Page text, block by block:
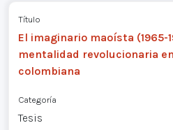
Título
El imaginario maoísta (1965-
mentalidad revolucionaria
colombiana
Categoría
Tesis